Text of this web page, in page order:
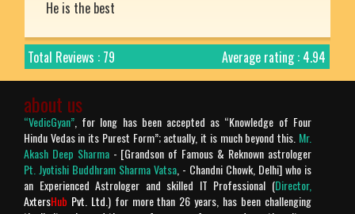
Rating: 5
Nice article with detailed explanation.
Rating: 5
Arjun
Prachtig verteld en zo mooi uitgelegd. Bharat desh
ki jay ho!
Rating: 5
Chandra Makhan
Is géén Vedische "mythologie" het is geschiedenis!
Total Reviews : 79 Average rating : 4.94
about us
“VedicGyan”, for long has been accepted as “Knowledge of Four
Hindu Vedas in its Purest Form”; actually, it is much beyond this. Mr.
Akash Deep Sharma- [Grandson of Famous & Reknown astrologer
Pt. Jyotishi Buddhram Sharma Vatsa, - Chandni Chowk, Delhi] who is
an Experienced Astrologer and skilled IT Professional (Director,
AxtersHub Pvt. Ltd.) for more than 26 years, has been challenging